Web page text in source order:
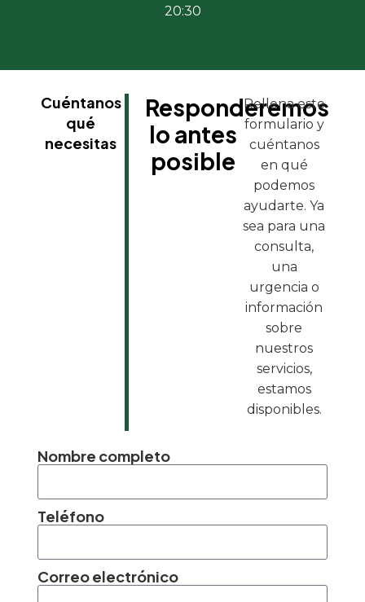
20:30
Cuéntanos
qué
necesitas
Responderemos
lo antes
posible
Rellena este
formulario y
cuéntanos
en qué
podemos
ayudarte. Ya
sea para una
consulta,
una
urgencia o
información
sobre
nuestros
servicios,
estamos
disponibles.
Nombre completo
Teléfono
Correo electrónico